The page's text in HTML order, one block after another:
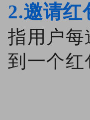
2.邀请红
指用户
到一个